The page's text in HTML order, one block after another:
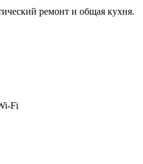
ремонт и общая кухня.
Fi